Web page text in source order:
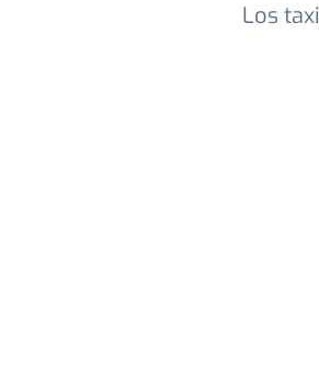
Los